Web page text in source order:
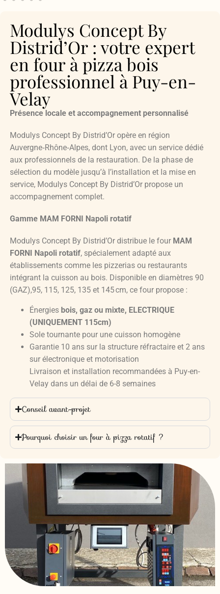
Modulys Concept By
Distrid’Or : votre expert
en four à pizza bois
professionnel à Puy-en-
Velay
Présence locale et accompagnement personnalisé
Modulys Concept By Distrid’Or opère en région
Auvergne‑Rhône‑Alpes, dont Lyon, avec un service dédié
aux professionnels de la restauration. De la phase de
sélection du modèle jusqu’à l’installation et la mise en
service, Modulys Concept By Distrid’Or propose un
accompagnement complet.
Gamme MAM FORNI Napoli rotatif
Modulys Concept By Distrid’Or distribue le four MAM
FORNI Napoli rotatif, spécialement adapté aux
établissements comme les pizzerias ou restaurants
intégrant la cuisson au bois. Disponible en diamètres 90
(GAZ),95, 115, 125, 135 et 145 cm, ce four propose :
Énergies bois, gaz ou mixte, ELECTRIQUE
(UNIQUEMENT 115cm)
Sole tournante pour une cuisson homogène
Garantie 10 ans sur la structure réfractaire et 2 ans
sur électronique et motorisation
Livraison et installation recommandées à Puy-en-
Velay dans un délai de 6-8 semaines
Conseil avant-projet
Pourquoi choisir un four à pizza rotatif ?